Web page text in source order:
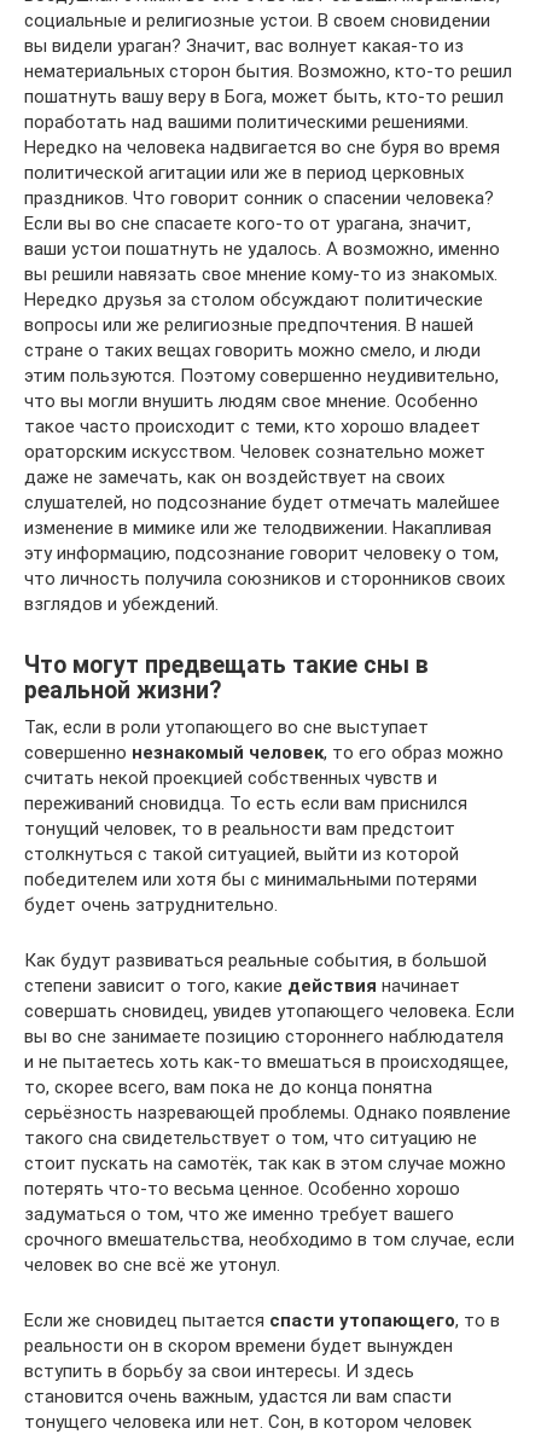
социальные и религиозные устои. В своем сновидении
вы видели ураган? Значит, вас волнует какая-то из
нематериальных сторон бытия. Возможно, кто-то решил
пошатнуть вашу веру в Бога, может быть, кто-то решил
поработать над вашими политическими решениями.
Нередко на человека надвигается во сне буря во время
политической агитации или же в период церковных
праздников. Что говорит сонник о спасении человека?
Если вы во сне спасаете кого-то от урагана, значит,
ваши устои пошатнуть не удалось. А возможно, именно
вы решили навязать свое мнение кому-то из знакомых.
Нередко друзья за столом обсуждают политические
вопросы или же религиозные предпочтения. В нашей
стране о таких вещах говорить можно смело, и люди
этим пользуются. Поэтому совершенно неудивительно,
что вы могли внушить людям свое мнение. Особенно
такое часто происходит с теми, кто хорошо владеет
ораторским искусством. Человек сознательно может
даже не замечать, как он воздействует на своих
слушателей, но подсознание будет отмечать малейшее
изменение в мимике или же телодвижении. Накапливая
эту информацию, подсознание говорит человеку о том,
что личность получила союзников и сторонников своих
взглядов и убеждений.
Что могут предвещать такие сны в
реальной жизни?
Так, если в роли утопающего во сне выступает
совершенно незнакомый человек, то его образ можно
считать некой проекцией собственных чувств и
переживаний сновидца. То есть если вам приснился
тонущий человек, то в реальности вам предстоит
столкнуться с такой ситуацией, выйти из которой
победителем или хотя бы с минимальными потерями
будет очень затруднительно.
Как будут развиваться реальные события, в большой
степени зависит о того, какие действия начинает
совершать сновидец, увидев утопающего человека. Если
вы во сне занимаете позицию стороннего наблюдателя
и не пытаетесь хоть как-то вмешаться в происходящее,
то, скорее всего, вам пока не до конца понятна
серьёзность назревающей проблемы. Однако появление
такого сна свидетельствует о том, что ситуацию не
стоит пускать на самотёк, так как в этом случае можно
потерять что-то весьма ценное. Особенно хорошо
задуматься о том, что же именно требует вашего
срочного вмешательства, необходимо в том случае, если
человек во сне всё же утонул.
Если же сновидец пытается спасти утопающего, то в
реальности он в скором времени будет вынужден
вступить в борьбу за свои интересы. И здесь
становится очень важным, удастся ли вам спасти
тонущего человека или нет. Сон, в котором человек